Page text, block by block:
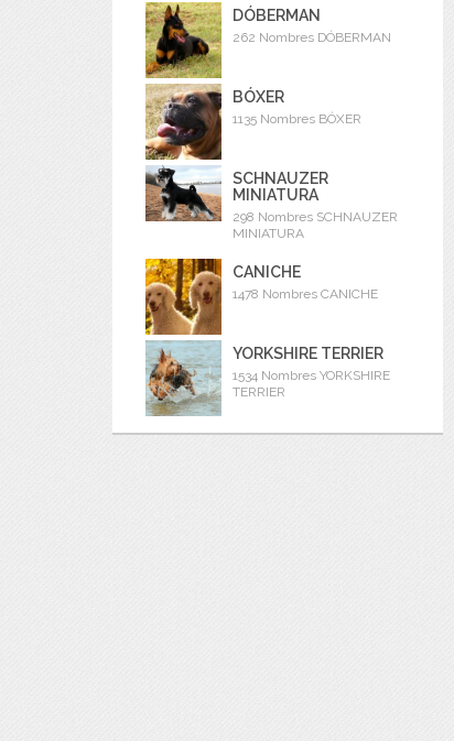
DÓBERMAN
262 Nombres DÓBERMAN
BÓXER
1135 Nombres BÓXER
SCHNAUZER
MINIATURA
298 Nombres SCHNAUZER
MINIATURA
CANICHE
1478 Nombres CANICHE
YORKSHIRE TERRIER
1534 Nombres YORKSHIRE
TERRIER